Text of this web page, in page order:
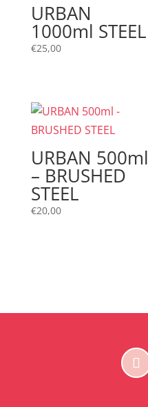
URBAN
1000ml STEEL
€25,00
URBAN 500ml
– BRUSHED
STEEL
€20,00